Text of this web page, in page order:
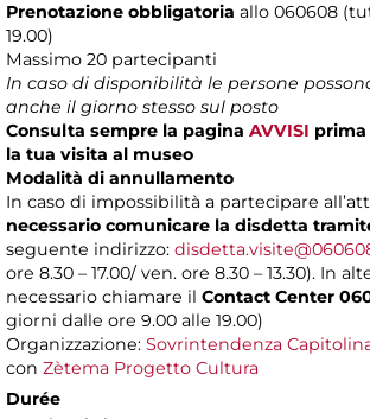
Prenotazione obbligatoria allo 060608
19.00)
Massimo 20 partecipanti
In caso di disponibilità le persone
anche il giorno stesso sul posto
Consulta sempre la pagina AVVISI
la tua visita al museo
Modalità di annullamento
In caso di impossibilità a partecipare
necessario comunicare la disdetta
seguente indirizzo:
ore 8.30 – 17.00/ ven. ore 8.30 – 13.30). In
necessario chiamare il Contact Center
giorni dalle ore 9.00 alle 19.00)
Organizzazione: Sovrintendenza
con Zètema Progetto Cultura
Durée